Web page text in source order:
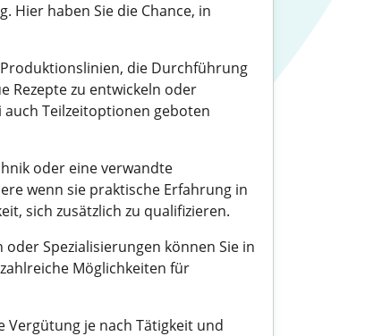
Hier haben Sie die Chance, in
die Durchführung
Rezepte zu entwickeln oder
Teilzeitoptionen geboten
oder eine verwandte
wenn sie praktische Erfahrung in
sich zusätzlich zu qualifizieren.
Spezialisierungen können Sie in
Möglichkeiten für
Vergütung je nach Tätigkeit und